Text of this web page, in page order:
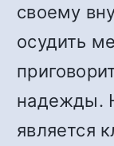
своему
осудить
надежды.
является